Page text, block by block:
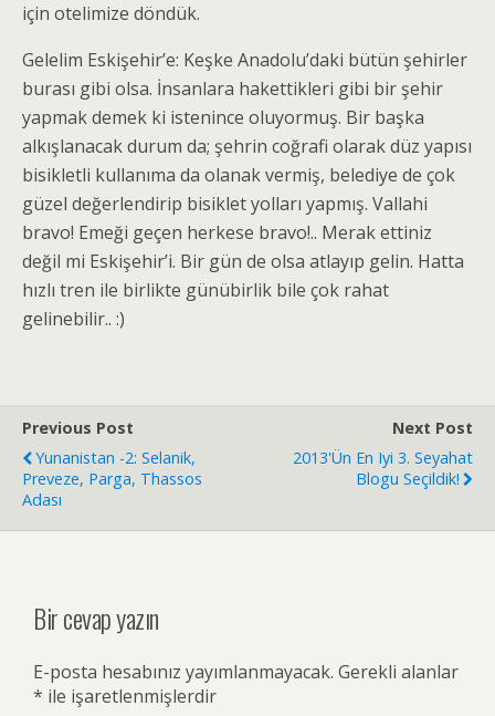
için otelimize döndük.
Gelelim Eskişehir’e: Keşke Anadolu’daki bütün şehirler
burası gibi olsa. İnsanlara hakettikleri gibi bir şehir
yapmak demek ki istenince oluyormuş. Bir başka
alkışlanacak durum da; şehrin coğrafi olarak düz yapısı
bisikletli kullanıma da olanak vermiş, belediye de çok
güzel değerlendirip bisiklet yolları yapmış. Vallahi
bravo! Emeği geçen herkese bravo!.. Merak ettiniz
değil mi Eskişehir’i. Bir gün de olsa atlayıp gelin. Hatta
hızlı tren ile birlikte günübirlik bile çok rahat
gelinebilir.. :)
Previous Post
Yunanistan -2: Selanik,
Preveze, Parga, Thassos
Adası
Next Post
2013'ün En Iyi 3. Seyahat
Blogu Seçildik!
Bir cevap yazın
E-posta hesabınız yayımlanmayacak. Gerekli alanlar
* ile işaretlenmişlerdir